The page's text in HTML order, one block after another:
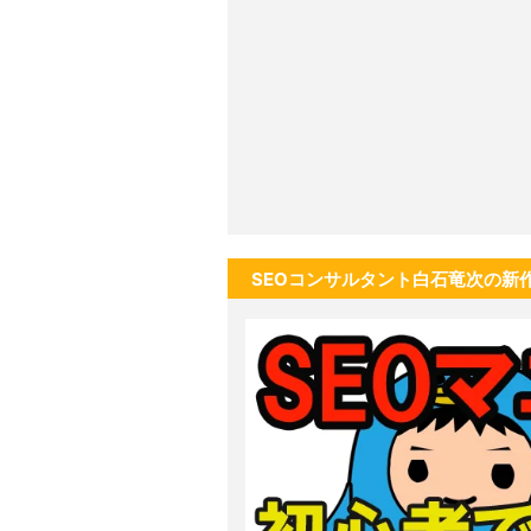
SEOコンサルタント白石竜次の新